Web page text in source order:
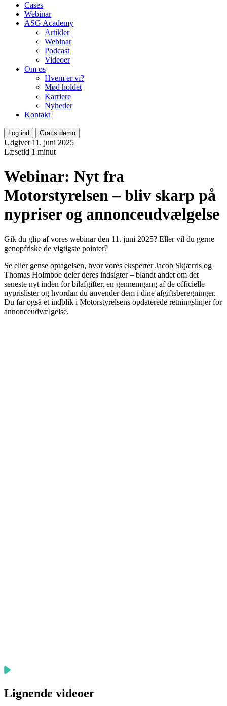
Cases
Webinar
ASG Academy
Artikler
Webinar
Podcast
Videoer
Om os
Hvem er vi?
Mød holdet
Karriere
Nyheder
Kontakt
Log ind Gratis demo
Udgivet 11. juni 2025
Læsetid 1 minut
Webinar: Nyt fra
Motorstyrelsen – bliv skarp på
nypriser og annonceudvælgelse
Gik du glip af vores webinar den 11. juni 2025? Eller vil du gerne
genopfriske de vigtigste pointer?
Se eller gense optagelsen, hvor vores eksperter Jacob Skjærris og
Thomas Holmboe deler deres indsigter – blandt andet om det
seneste nyt inden for bilafgifter, en gennemgang af de officielle
nyprislister og hvordan du anvender dem i dine afgiftsberegninger.
Du får også et indblik i Motorstyrelsens opdaterede retningslinjer for
annonceudvælgelse.
Lignende videoer